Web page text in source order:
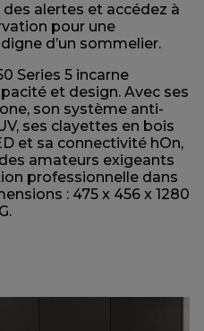
alertes et accédez à
pour une
d’un sommelier.
Series 5 incarne
et design. Avec ses
son système anti-
ses clayettes en bois
et sa connectivité hOn,
amateurs exigeants
professionnelle dans
: 475 x 456 x 1280